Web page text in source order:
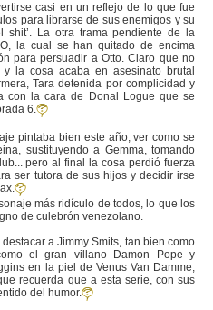
casi en un reflejo de lo que fue
para librarse de sus enemigos y su
shit’. La otra trama pendiente de la
la cual se han quitado de encima
para persuadir a Otto. Claro que no
la cosa acaba en asesinato brutal
Tara detenida por complicidad y
con la cara de Donal Logue que se
6.
pintaba bien este año, ver como se
sustituyendo a Gemma, tomando
pero al final la cosa perdió fuerza
ser tutora de sus hijos y decidir irse
más ridículo de todos, lo que los
de culebrón venezolano.
a Jimmy Smits, tan bien como
el gran villano Damon Pope y
en la piel de Venus Van Damme,
recuerda que a esta serie, con sus
del humor.